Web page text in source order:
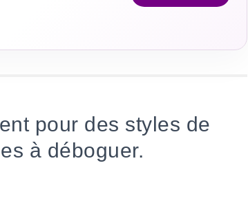
pour des styles de
à déboguer.